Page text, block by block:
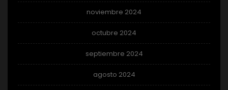
noviembre 2024
octubre 2024
septiembre 2024
agosto 2024